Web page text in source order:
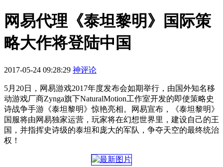
网易代理《泰坦黎明》国际策
略大作将登陆中国
2017-05-24 09:28:29 神评论
5月20日，网易游戏2017年度发布会如期举行，由国外知名移
动游戏厂商Zynga旗下NaturalMotion工作室开发的即使策略史
诗战争手游《泰坦黎明》惊艳亮相。网易宣布，《泰坦黎明》
国服将由网易独家运营，玩家将在幻想世界里，建设自己的王
国，并指挥史诗级的泰坦和庞大的军队，争夺天空的最终统治
权！